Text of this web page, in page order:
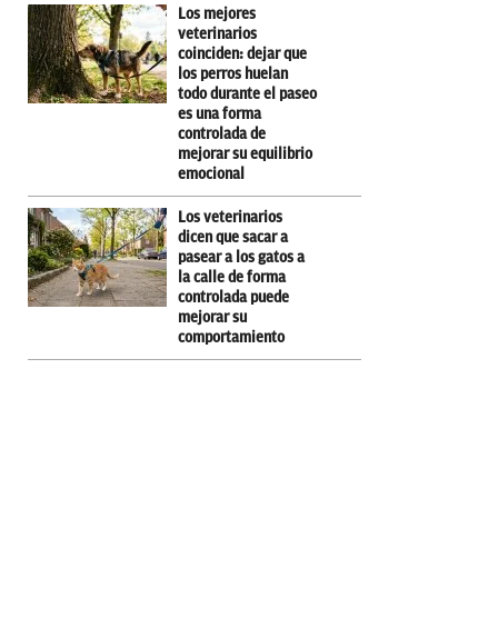
Los mejores
veterinarios
coinciden: dejar que
los perros huelan
todo durante el paseo
es una forma
controlada de
mejorar su equilibrio
emocional
Los veterinarios
dicen que sacar a
pasear a los gatos a
la calle de forma
controlada puede
mejorar su
comportamiento